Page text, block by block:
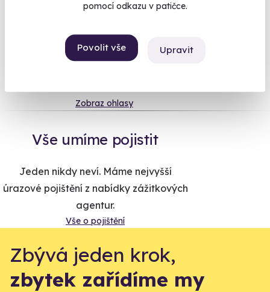
pomocí odkazu v patičce.
Povolit vše Upravit
Naheureka.cz máme
Zobraz ohlasy
Vše umíme pojistit
Jeden nikdy neví. Máme nejvyšší
úrazové pojištění z nabídky zážitkových
agentur.
Vše o pojištění
Zbývá jeden krok,
zbytek zařídíme my